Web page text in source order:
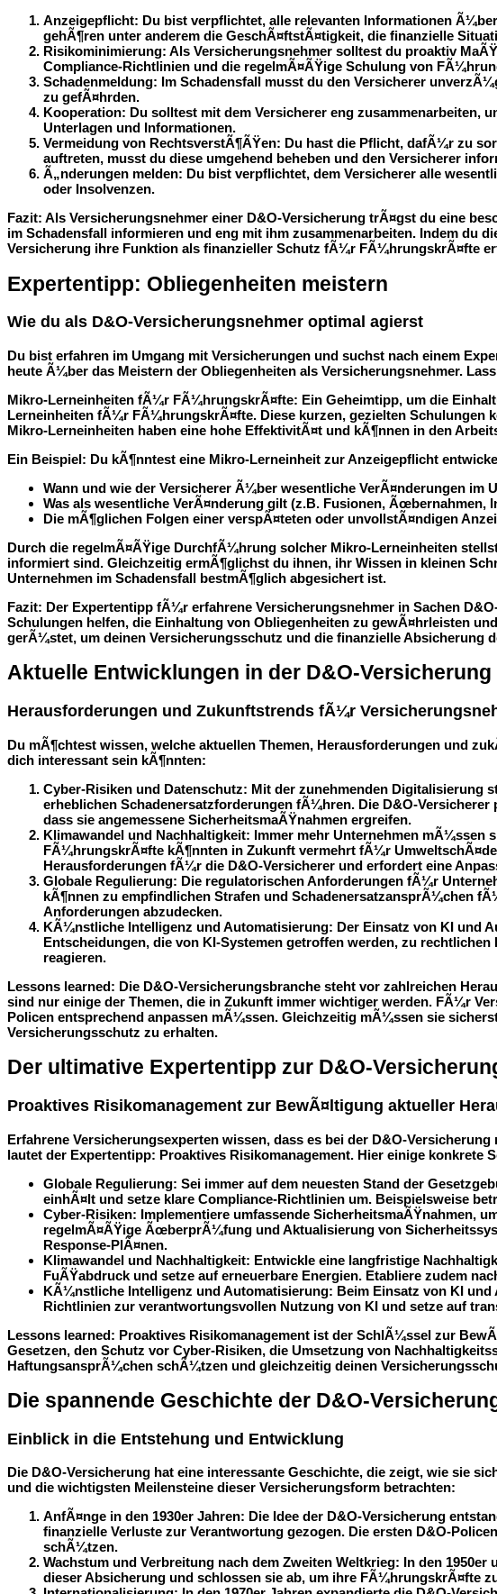
Anzeigepflicht: Du bist verpflichtet, alle relevanten Informationen
gehÃ¶ren unter anderem die GeschÃ¤ftstÃ¤tigkeit, die finanzielle
Risikominimierung: Als Versicherungsnehmer solltest du proaktiv
Compliance-Richtlinien und die regelmÃ¤ÃŸige Schulung von
Schadenmeldung: Im Schadensfall musst du den Versicherer
zu gefÃ¤hrden.
Kooperation: Du solltest mit dem Versicherer eng zusammenarbeiten,
Unterlagen und Informationen.
Vermeidung von RechtsverstÃ¶ÃŸen: Du hast die Pflicht, dafÃ¼r zu
auftreten, musst du diese umgehend beheben und den Versicherer
Ã„nderungen melden: Du bist verpflichtet, dem Versicherer alle
oder Insolvenzen.
Fazit: Als Versicherungsnehmer einer D&O-Versicherung trÃ¤gst du eine
im Schadensfall informieren und eng mit ihm zusammenarbeiten. Indem du
Versicherung ihre Funktion als finanzieller Schutz fÃ¼r FÃ¼hrungskrÃ¤fte
Expertentipp: Obliegenheiten meistern
Wie du als D&O-Versicherungsnehmer optimal agierst
Du bist erfahren im Umgang mit Versicherungen und suchst nach einem
heute Ã¼ber das Meistern der Obliegenheiten als Versicherungsnehmer.
Mikro-Lerneinheiten fÃ¼r FÃ¼hrungskrÃ¤fte: Ein Geheimtipp, um die
Lerneinheiten fÃ¼r FÃ¼hrungskrÃ¤fte. Diese kurzen, gezielten Schulungen
Mikro-Lerneinheiten haben eine hohe EffektivitÃ¤t und kÃ¶nnen in den
Ein Beispiel: Du kÃ¶nntest eine Mikro-Lerneinheit zur Anzeigepflicht
Wann und wie der Versicherer Ã¼ber wesentliche VerÃ¤nderungen im
Was als wesentliche VerÃ¤nderung gilt (z.B. Fusionen, Ãœbernahmen,
Die mÃ¶glichen Folgen einer verspÃ¤teten oder unvollstÃ¤ndigen
Durch die regelmÃ¤ÃŸige DurchfÃ¼hrung solcher Mikro-Lerneinheiten
informiert sind. Gleichzeitig ermÃ¶glichst du ihnen, ihr Wissen in kleinen
Unternehmen im Schadensfall bestmÃ¶glich abgesichert ist.
Fazit: Der Expertentipp fÃ¼r erfahrene Versicherungsnehmer in Sachen
Schulungen helfen, die Einhaltung von Obliegenheiten zu gewÃ¤hrleisten
gerÃ¼stet, um deinen Versicherungsschutz und die finanzielle Absicherung
Aktuelle Entwicklungen in der D&O-Versicherung
Herausforderungen und Zukunftstrends fÃ¼r
Du mÃ¶chtest wissen, welche aktuellen Themen, Herausforderungen und
dich interessant sein kÃ¶nnten:
Cyber-Risiken und Datenschutz: Mit der zunehmenden Digitalisierung
erheblichen Schadenersatzforderungen fÃ¼hren. Die D&O-
dass sie angemessene SicherheitsmaÃŸnahmen ergreifen.
Klimawandel und Nachhaltigkeit: Immer mehr Unternehmen mÃ¼ssen
FÃ¼hrungskrÃ¤fte kÃ¶nnten in Zukunft vermehrt fÃ¼r
Herausforderungen fÃ¼r die D&O-Versicherer und erfordert eine
Globale Regulierung: Die regulatorischen Anforderungen fÃ¼r
kÃ¶nnen zu empfindlichen Strafen und SchadenersatzansprÃ¼chen
Anforderungen abzudecken.
KÃ¼nstliche Intelligenz und Automatisierung: Der Einsatz von KI und
Entscheidungen, die von KI-Systemen getroffen werden, zu
reagieren.
Lessons learned: Die D&O-Versicherungsbranche steht vor zahlreichen
sind nur einige der Themen, die in Zukunft immer wichtiger werden. FÃ¼r
Policen entsprechend anpassen mÃ¼ssen. Gleichzeitig mÃ¼ssen sie
Versicherungsschutz zu erhalten.
Der ultimative Expertentipp zur D&O-
Proaktives Risikomanagement zur BewÃ¤ltigung aktueller
Erfahrene Versicherungsexperten wissen, dass es bei der D&O-
lautet der Expertentipp: Proaktives Risikomanagement. Hier einige konkrete
Globale Regulierung: Sei immer auf dem neuesten Stand der
einhÃ¤lt und setze klare Compliance-Richtlinien um. Beispielsweise
Cyber-Risiken: Implementiere umfassende SicherheitsmaÃŸnahmen,
regelmÃ¤ÃŸige ÃœberprÃ¼fung und Aktualisierung von
Response-PlÃ¤nen.
Klimawandel und Nachhaltigkeit: Entwickle eine langfristige
FuÃŸabdruck und setze auf erneuerbare Energien. Etabliere zudem
KÃ¼nstliche Intelligenz und Automatisierung: Beim Einsatz von KI
Richtlinien zur verantwortungsvollen Nutzung von KI und setze auf
Lessons learned: Proaktives Risikomanagement ist der SchlÃ¼ssel zur
Gesetzen, den Schutz vor Cyber-Risiken, die Umsetzung von
HaftungsansprÃ¼chen schÃ¼tzen und gleichzeitig deinen
Die spannende Geschichte der D&O-
Einblick in die Entstehung und Entwicklung
Die D&O-Versicherung hat eine interessante Geschichte, die zeigt, wie sie
und die wichtigsten Meilensteine dieser Versicherungsform betrachten:
AnfÃ¤nge in den 1930er Jahren: Die Idee der D&O-Versicherung
finanzielle Verluste zur Verantwortung gezogen. Die ersten D&O-
schÃ¼tzen.
Wachstum und Verbreitung nach dem Zweiten Weltkrieg: In den 1950er
dieser Absicherung und schlossen sie ab, um ihre FÃ¼hrungskrÃ¤fte